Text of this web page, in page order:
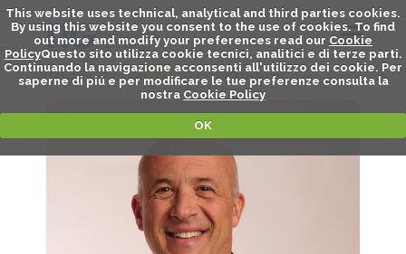
This website uses technical, analytical and third parties cookies.
By using this website you consent to the use of cookies. To find
out more and modify your preferences read our Cookie
PolicyQuesto sito utilizza cookie tecnici, analitici e di terze parti.
Continuando la navigazione acconsenti all'utilizzo dei cookie. Per
saperne di piú e per modificare le tue preferenze consulta la
nostra Cookie Policy
OK
VINCENZO GRANATO - SPEAKER